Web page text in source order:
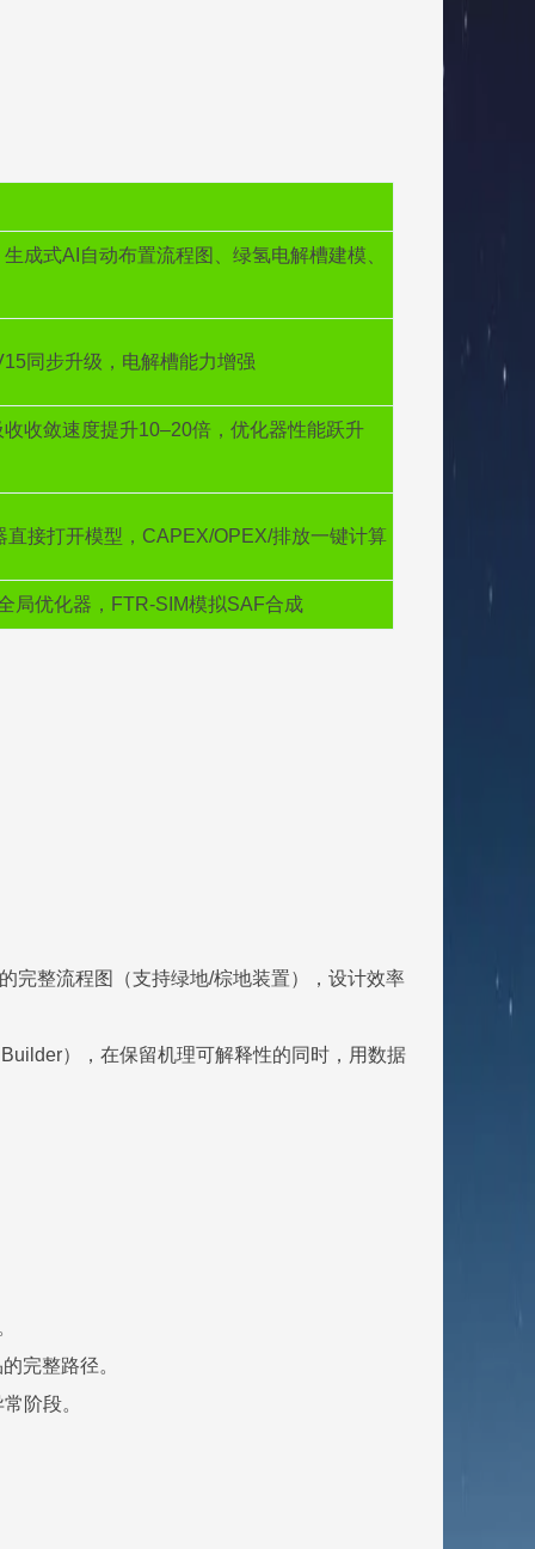
成式AI自动布置流程图、绿氢电解槽建模、
同步升级，电解槽能力增强
收敛速度提升10–20倍，优化器性能跃升
直接打开模型，CAPEX/OPEX/排放一键计算
局优化器，FTR-SIM模拟SAF合成
完整流程图（支持绿地/棕地装置），设计效率
），在保留机理可解释性的同时，用数据
完整路径。
阶段。